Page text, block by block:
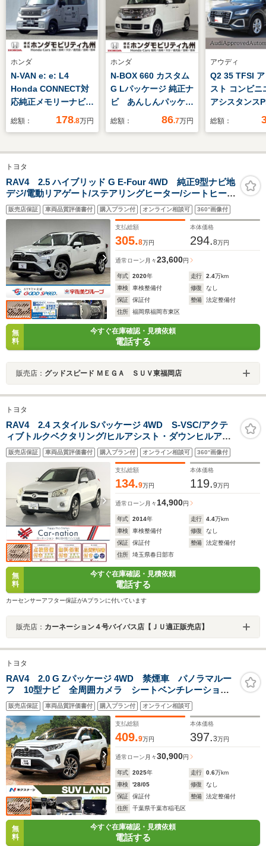
ホンダ
N-VAN e: e: L4
Honda CONNECT対
応純正メモリーナビ
総額： 178.8万円
ホンダ
N-BOX 660 カスタム
G Lパッケージ 純正ナ
ビ あんしんパッケー
総額： 86.7万円
アウディ
Q2 35 TFSI
スト コンビニ
アシスタンス
総額：
トヨタ
RAV4 2.5 ハイブリッド G E-Four 4WD 純正9型ナビ地
デジ/電動リアゲート/ステアリングヒーター/シートヒータ
ー/黒革/レーダークルコン/BSM/オートハイビー
ム/ETC/LEDヘッドライト/スマートキー/オートエアコン/
販売店保証 車両品質評価書付 購入プラン付 オンライン相談可 360°画像付
支払総額
305.8万円
本体価格
294.8万円
通常ローン 月々23,600円
年式 2020年 走行 2.4万km
車検
車検整備付 修復
なし
保証
保証付 整備
法定整備付
住所
福岡県福岡市東区
無
料
今すぐ在庫確認・見積依頼
電話する
販売店： グッドスピード ＭＥＧＡ ＳＵＶ東福岡店
トヨタ
RAV4 2.4 スタイル Sパッケージ 4WD S-VSC/アクテ
ィブトルクベクタリング/ヒルアシスト・ダウンヒルアシ
スト/クルーズコントロール/HIDヘッド・Fフォグ/18イン
チAW/スマートエントリー・プッシュスタート/ECLIPSE
製ナビ/フルセグ/DVD/Bluetooth/ETC
販売店保証 車両品質評価書付 購入プラン付 オンライン相談可 360°画像付
支払総額
134.9万円
本体価格
119.9万円
通常ローン 月々 14,900円
年式 2014年 走行 4.4万km
車検
車検整備付 修復
なし
保証
保証付 整備
法定整備付
住所
埼玉県春日部市
無
料
今すぐ在庫確認・見積依頼
電話する
カーセンサーアフター保証がAプランに付いています
販売店： カーネーション４号バイパス店【ＪＵ適正販売店】
トヨタ
RAV4 2.0 G Zパッケージ 4WD 禁煙車 パノラマルー
フ 10型ナビ 全周囲カメラ シートベンチレーショ
ン デジタルインナーミラー 電動リアゲート ブライ
ンドスポットモニター ステアリングヒーター パワー
シート レーダークルーズ
販売店保証 車両品質評価書付 購入プラン付 オンライン相談可
支払総額
409.9万円
本体価格
397.3万円
通常ローン 月々30,900円
年式 2025年 走行 0.6万km
車検
'28/05 修復
なし
保証
保証付 整備
法定整備付
住所
千葉県千葉市稲毛区
無
料
今すぐ在庫確認・見積依頼
電話する